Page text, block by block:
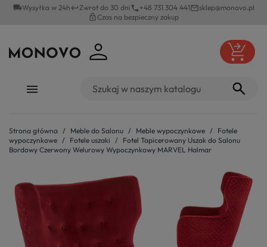
local_shippingWysyłka w 24hkeyboard_returnZwrot do 30 dni phone +48 731 304 441mail_outlinesklep@monovo.pl
lock_outlineCzas na bezpieczny zakup
Strona główna Meble do Salonu Meble wypoczynkowe
Fotele
wypoczynkowe
Fotele uszaki
Fotel Tapicerowany Uszak do Salonu
Bordowy Czerwony Welurowy Wypoczynkowy MARVEL Halmar